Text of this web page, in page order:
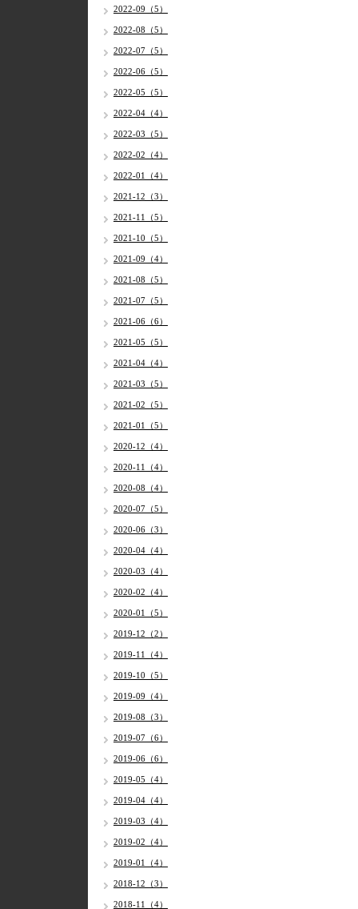
2022-09（5）
2022-08（5）
2022-07（5）
2022-06（5）
2022-05（5）
2022-04（4）
2022-03（5）
2022-02（4）
2022-01（4）
2021-12（3）
2021-11（5）
2021-10（5）
2021-09（4）
2021-08（5）
2021-07（5）
2021-06（6）
2021-05（5）
2021-04（4）
2021-03（5）
2021-02（5）
2021-01（5）
2020-12（4）
2020-11（4）
2020-08（4）
2020-07（5）
2020-06（3）
2020-04（4）
2020-03（4）
2020-02（4）
2020-01（5）
2019-12（2）
2019-11（4）
2019-10（5）
2019-09（4）
2019-08（3）
2019-07（6）
2019-06（6）
2019-05（4）
2019-04（4）
2019-03（4）
2019-02（4）
2019-01（4）
2018-12（3）
2018-11（4）